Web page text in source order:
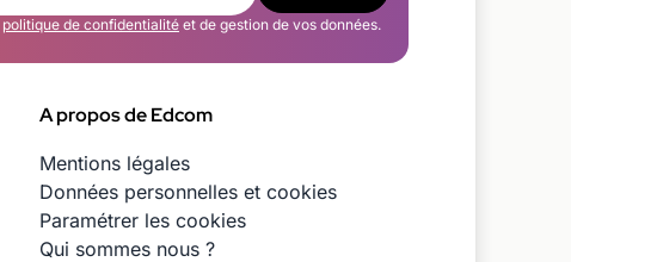
politique de confidentialité et de gestion de vos données.
A propos de Edcom
Mentions légales
Données personnelles et cookies
Paramétrer les cookies
Qui sommes nous ?